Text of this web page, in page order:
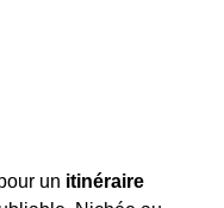
un itinéraire